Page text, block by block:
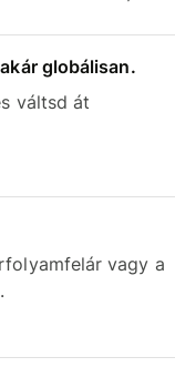
globálisan.
váltsd át
vagy a